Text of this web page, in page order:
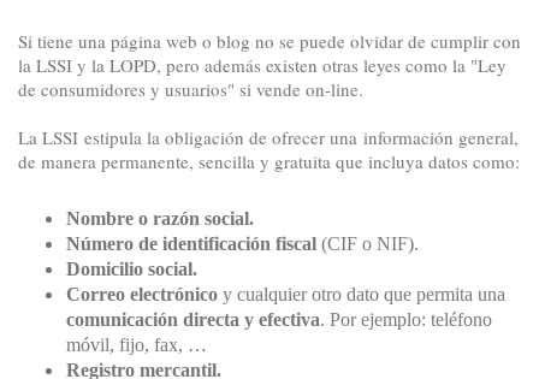
Si tiene una página web o blog no se puede olvidar de cumplir con
la LSSI y la LOPD, pero además existen otras leyes como la "Ley
de consumidores y usuarios" si vende on-line.
La LSSI estipula la obligación de ofrecer una información general,
de manera permanente, sencilla y gratuita que incluya datos como:
Nombre o razón social.
Número de identificación fiscal (CIF o NIF).
Domicilio social.
Correo electrónico y cualquier otro dato que permita una
comunicación directa y efectiva. Por ejemplo: teléfono
móvil, fijo, fax, …
Registro mercantil.